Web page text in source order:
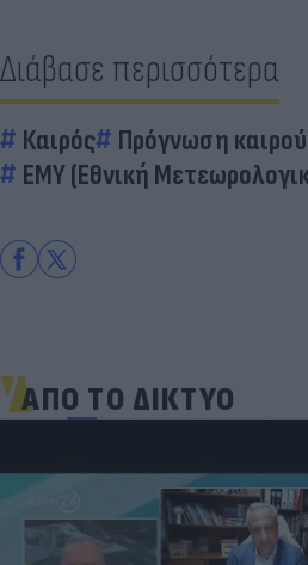
Διάβασε περισσότερα
Καιρός
Πρόγνωση καιρού
ΕΜΥ (Εθνική
ΑΠΟ ΤΟ ΔΙΚΤΥΟ